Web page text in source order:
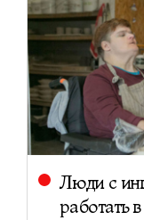
Люди с
работать